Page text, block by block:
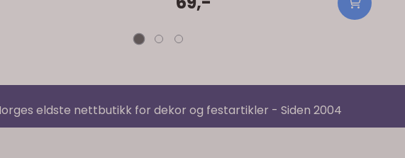
tekstiler. Praktisk info: - Størrelse: 33 x 33 cm -
Antall: 15 stk - Materiale: Papir (3-lags, FSC-
eldste nettbutikk for dekor og festartikler - Siden 2004